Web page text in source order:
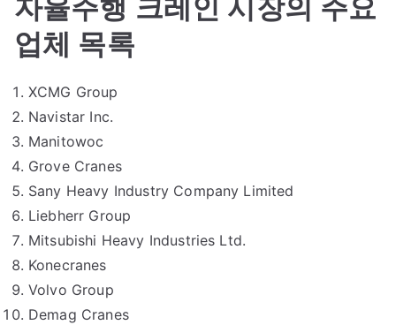
자율주행 크레인 시장의 주요
업체 목록
XCMG Group
Navistar Inc.
Manitowoc
Grove Cranes
Sany Heavy Industry Company Limited
Liebherr Group
Mitsubishi Heavy Industries Ltd.
Konecranes
Volvo Group
Demag Cranes